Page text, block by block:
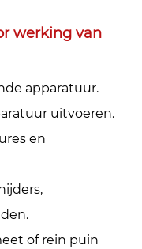
werking van
apparatuur.
uitvoeren.
en
of rein puin